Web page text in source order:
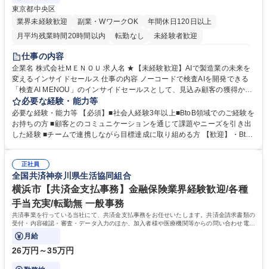
東京都中央区
業界未経験歓迎
副業・WワークOK
年間休日120日以上
月平均残業時間20時間以内
転勤なし
未経験者歓迎
時短勤務あり
駅近5分以内
土日祝休み 服装自由
仕事の内容
企業名 株式会社ＭＥＮＯＵ 求人名 ★【未経験歓迎】AIで製造業の未来を
変えるインサイドセールス 仕事の内容 ノーコードで検査AIを開発できる
「検査AI MENOU」のインサイドセールスとして、見込み顧客の獲得から
商談機会の創出までを担っていただきます。マーケティングとフィールド
セールスをつなぐ役割として、 適切なタイミングで顧客とコミュニケーシ
ョンを取りながら、受注につながる商談機会の最大化を目指します。 【具
体的な仕事内容】 リードへの電話・メールによるアプローチ/リードナー
実行/フィールドセールスへの案件連携 募集職種 ★【未経験歓迎】AIで製
造業の未来を変えるインサイドセールス
必要な経験・能力等
必要な経験・能力等 【必須】■社会人経験3年以上■BtoB領域でのご経験を
お持ちの方 ■顧客とのコミュニケーションを通じて課題やニーズを引き出
した経験 ■チームで連携しながら目標達成に取り組める方 【歓迎】・BtoB
企画・実行経験 ・CRM・リードナーチャリングに関する知見 ・データを
もとに営業プロセスを改善した経験 学歴・資格 学歴：大学院 大学 高専 短
大 専修学校 高校 語学力： 資格：
正社員
全国共済神奈川県生活協同組合
横浜市【共済金支払事務】金融保険業界経験歓迎/各種
手当充実/転勤無 一般事務
共済事業を行っている当社にて、共済金支払事務をお任せいたします。共済金請求書類の
受付・内容確認・審査・データ入力のほか、加入者様や医療機関等からの問い合わせ電話
対応や書類発送等を担当します。
月給
26万円～35万円